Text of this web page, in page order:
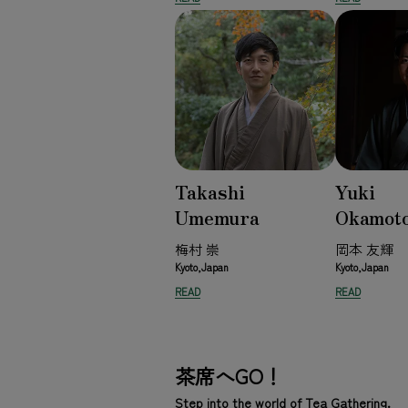
Takashi
Umemura
梅村 崇
Kyoto,Japan
READ
Yuki
岡本 友輝
Kyoto,Japan
READ
茶席へGO！
Step into the world of Tea Gathering.